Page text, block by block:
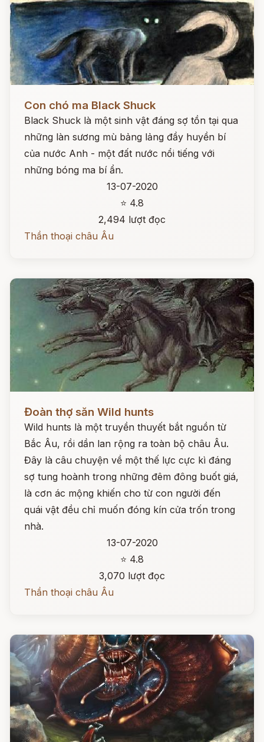
Con chó ma Black Shuck
Black Shuck là một sinh vật đáng sợ tồn tại qua
những làn sương mù bảng lảng đầy huyền bí
của nước Anh - một đất nước nổi tiếng với
những bóng ma bí ẩn.
13-07-2020
⭐ 4.8
2,494 lượt đọc
Thần thoại châu Âu
Đoàn thợ săn Wild hunts
Wild hunts là một truyền thuyết bắt nguồn từ
Bắc Âu, rồi dần lan rộng ra toàn bộ châu Âu.
Đây là câu chuyện về một thế lực cực kì đáng
sợ tung hoành trong những đêm đông buốt giá,
là cơn ác mộng khiến cho từ con người đến
quái vật đều chỉ muốn đóng kín cửa trốn trong
nhà.
13-07-2020
⭐ 4.8
3,070 lượt đọc
Thần thoại châu Âu